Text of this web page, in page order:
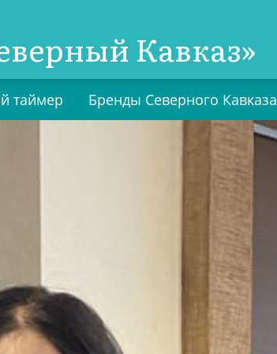
Кавказ»
таймер Бренды Северного Кавказа